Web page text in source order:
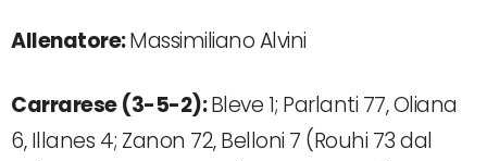
Allenatore:Massimiliano Alvini
Carrarese (3-5-2):Bleve 1; Parlanti 77, Oliana
6, Illanes 4; Zanon 72, Belloni 7 (Rouhi 73 dal